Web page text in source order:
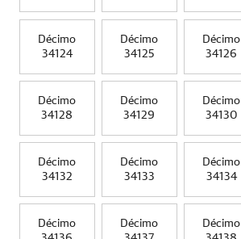
Décimo
34124
Décimo
34125
Décimo
34126
Décimo
34128
Décimo
34129
Décimo
34130
Décimo
34132
Décimo
34133
Décimo
34134
Décimo
Décimo
Décimo